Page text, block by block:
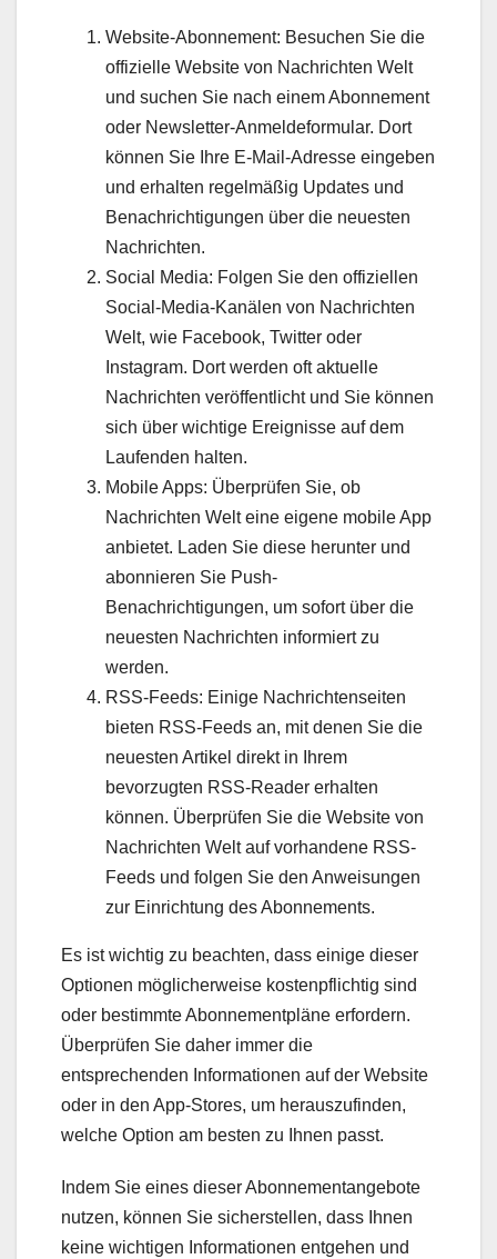
Website-Abonnement: Besuchen Sie die
offizielle Website von Nachrichten Welt
und suchen Sie nach einem Abonnement
oder Newsletter-Anmeldeformular. Dort
können Sie Ihre E-Mail-Adresse eingeben
und erhalten regelmäßig Updates und
Benachrichtigungen über die neuesten
Nachrichten.
Social Media: Folgen Sie den offiziellen
Social-Media-Kanälen von Nachrichten
Welt, wie Facebook, Twitter oder
Instagram. Dort werden oft aktuelle
Nachrichten veröffentlicht und Sie können
sich über wichtige Ereignisse auf dem
Laufenden halten.
Mobile Apps: Überprüfen Sie, ob
Nachrichten Welt eine eigene mobile App
anbietet. Laden Sie diese herunter und
abonnieren Sie Push-
Benachrichtigungen, um sofort über die
neuesten Nachrichten informiert zu
werden.
RSS-Feeds: Einige Nachrichtenseiten
bieten RSS-Feeds an, mit denen Sie die
neuesten Artikel direkt in Ihrem
bevorzugten RSS-Reader erhalten
können. Überprüfen Sie die Website von
Nachrichten Welt auf vorhandene RSS-
Feeds und folgen Sie den Anweisungen
zur Einrichtung des Abonnements.
Es ist wichtig zu beachten, dass einige dieser
Optionen möglicherweise kostenpflichtig sind
oder bestimmte Abonnementpläne erfordern.
Überprüfen Sie daher immer die
entsprechenden Informationen auf der Website
oder in den App-Stores, um herauszufinden,
welche Option am besten zu Ihnen passt.
Indem Sie eines dieser Abonnementangebote
nutzen, können Sie sicherstellen, dass Ihnen
keine wichtigen Informationen entgehen und